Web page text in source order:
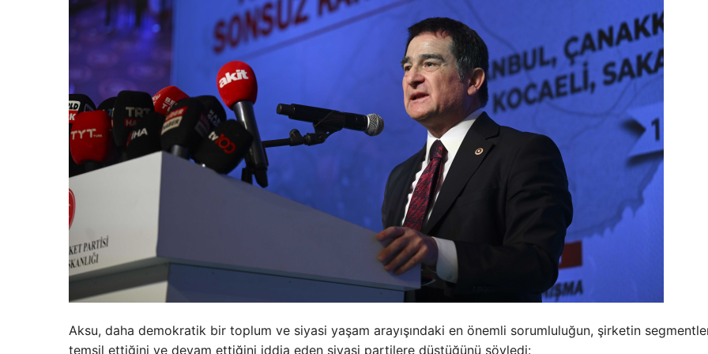
Aksu, daha demokratik bir toplum ve siyasi yaşam arayışındaki en önemli sorumluluğun, şirketin
temsil ettiğini ve devam ettiğini iddia eden siyasi partilere düştüğünü söyledi: